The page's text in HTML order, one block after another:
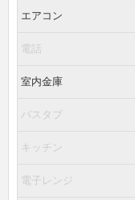
エアコン
電話
室内金庫
バスタブ
キッチン
電子レンジ